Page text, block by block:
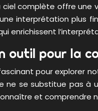
ciel complète offre
interprétation plus
enrichissent
outil pour la
pour explorer
ne se substitue pas à
et comprendre